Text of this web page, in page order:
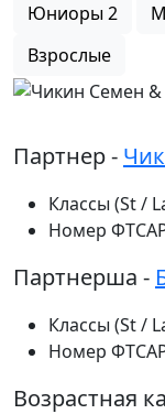
Юниоры 2
Взрослые
Партнер -
Классы (St /
Номер
Партнерша -
Классы (St /
Номер
Возрастная